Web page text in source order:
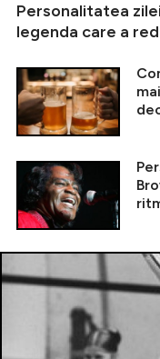
Personalitatea
legenda care a